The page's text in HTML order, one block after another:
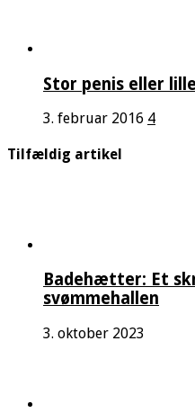
Stor penis eller
3. februar 2016 4
Tilfældig artikel
Badehætter: Et
svømmehallen
3. oktober 2023